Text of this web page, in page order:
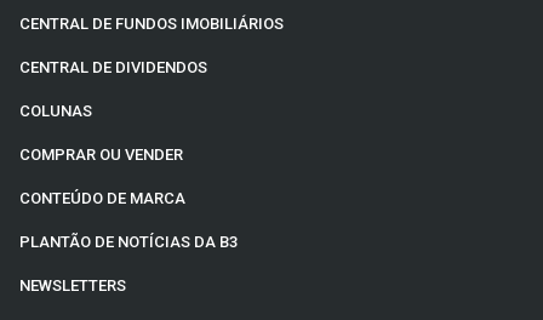
CENTRAL DE FUNDOS IMOBILIÁRIOS
CENTRAL DE DIVIDENDOS
COLUNAS
COMPRAR OU VENDER
CONTEÚDO DE MARCA
PLANTÃO DE NOTÍCIAS DA B3
NEWSLETTERS